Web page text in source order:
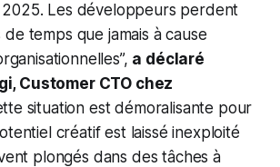
Les développeurs perdent
temps que jamais à cause
a déclaré
Customer CTO chez
situation est démoralisante pour
créatif est laissé inexploité
plongés dans des tâches à